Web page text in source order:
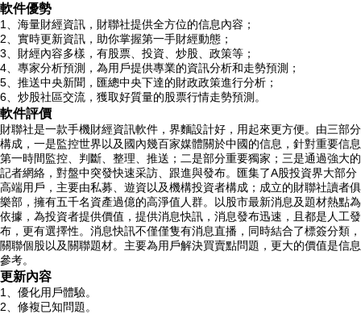
軟件優勢
1、海量財經資訊，財聯社提供全方位的信息內容；
2、實時更新資訊，助你掌握第一手財經動態；
3、財經內容多樣，有股票、投資、炒股、政策等；
4、專家分析預測，為用戶提供專業的資訊分析和走勢預測；
5、推送中央新聞，匯總中央下達的財政政策進行分析；
6、炒股社區交流，獲取好質量的股票行情走勢預測。
軟件評價
財聯社是一款手機財經資訊軟件，界麵設計好，用起來更方便。由三部分
構成，一是監控世界以及國內幾百家媒體關於中國的信息，針對重要信息
第一時間監控、判斷、整理、推送；二是部分重要獨家；三是通過強大的
記者網絡，對盤中突發快速采訪、跟進與發布。匯集了A股投資界大部分
高端用戶，主要由私募、遊資以及機構投資者構成；成立的財聯社讀者俱
樂部，擁有五千名資產過億的高淨值人群。以股市最新消息及題材熱點為
依據，為投資者提供價值，提供消息快訊，消息發布迅速，且都是人工發
布，更有選擇性。消息快訊不僅僅隻有消息直播，同時結合了標簽分類，
關聯個股以及關聯題材。主要為用戶解決買賣點問題，更大的價值是信息
參考。
更新內容
1、優化用戶體驗。
2、修複已知問題。